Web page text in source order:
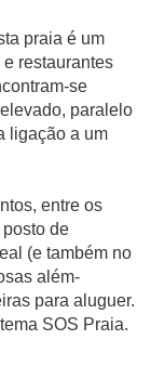
praia é um
restaurantes
se
paralelo
ligação a um
entre os
de
(e também no
além-
para aluguer.
SOS Praia.